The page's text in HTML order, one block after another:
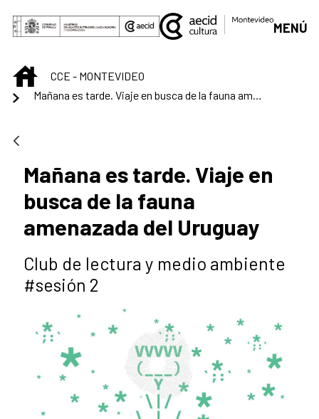
Skip to Main Content
MENÚ
INICIOCCE - MONTEVIDEO
Mañana es tarde. Viaje en busca de la fauna amenazada del Uruguay
Mañana es tarde. Viaje en
busca de la fauna
amenazada del Uruguay
Club de lectura y medio ambiente
#sesión 2